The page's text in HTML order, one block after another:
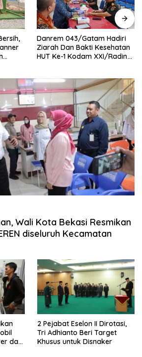
Danrem 043/Gatam Hadiri
Ziarah Dan Bakti Kesehatan
HUT Ke-1 Kodam XXI/Radin
Wali Kota Bekasi Resmikan
diseluruh Kecamatan
dan
2 Pejabat Eselon II Dirotasi,
Tri Adhianto Beri Target
Khusus untuk Disnaker